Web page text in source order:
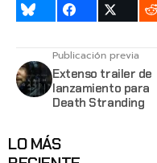
Publicación previa
Extenso trailer de
lanzamiento para
Death Stranding
LO MÁS